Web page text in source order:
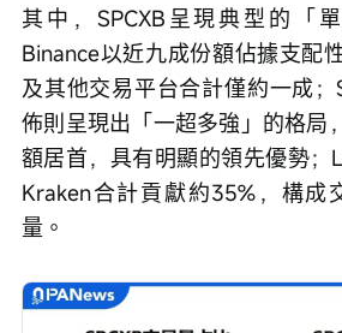
其中，SPCXB呈現典型的「
Binance以近九成份額佔據支配
及其他交易平台合計僅約一成；
佈則呈現出「一超多強」的格局
額居首，具有明顯的領先優勢；
Kraken合計貢獻約35%，構成
量。